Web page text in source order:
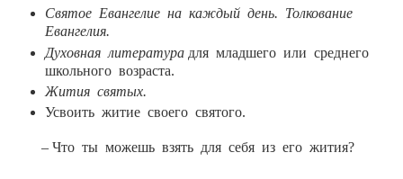
Святое Евангелие на каждый день. Толкование
Евангелия.
Духовная литература для младшего или среднего
школьного возраста.
Жития святых.
Усвоить житие своего святого.
– Что ты можешь взять для себя из его жития?